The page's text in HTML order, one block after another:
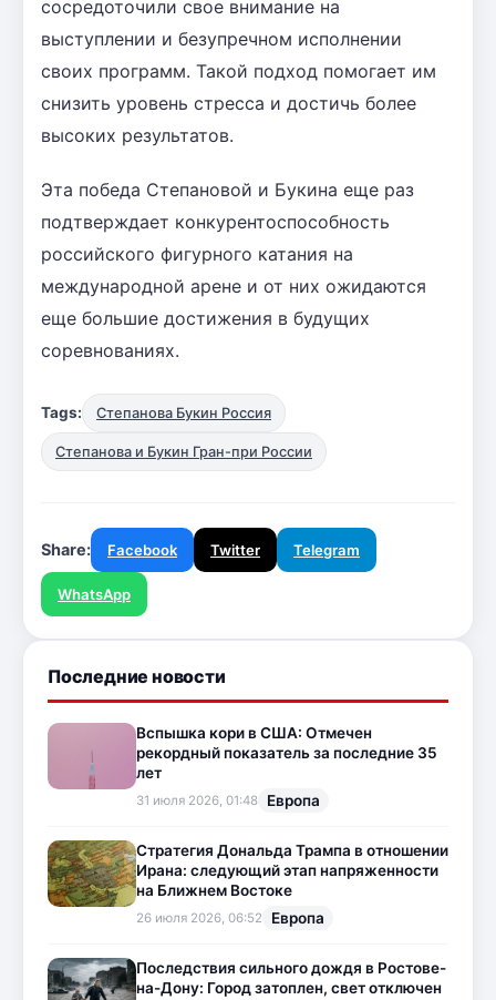
сосредоточили свое внимание на
выступлении и безупречном исполнении
своих программ. Такой подход помогает им
снизить уровень стресса и достичь более
высоких результатов.
Эта победа Степановой и Букина еще раз
подтверждает конкурентоспособность
российского фигурного катания на
международной арене и от них ожидаются
еще большие достижения в будущих
соревнованиях.
Tags: Степанова Букин Россия
Степанова и Букин Гран-при России
Share: Facebook Twitter Telegram
WhatsApp
Последние новости
Вспышка кори в США: Отмечен
рекордный показатель за последние 35
лет
31 июля 2026, 01:48 Европа
Стратегия Дональда Трампа в отношении
Ирана: следующий этап напряженности
на Ближнем Востоке
26 июля 2026, 06:52 Европа
Последствия сильного дождя в Ростове-
на-Дону: Город затоплен, свет отключен